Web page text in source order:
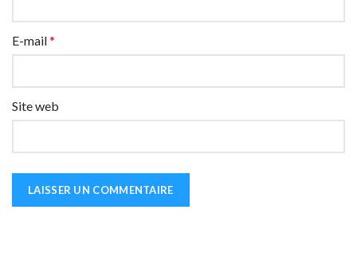
E-mail*
Site web